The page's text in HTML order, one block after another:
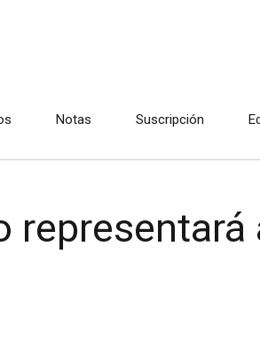
Notas Suscripción
representará